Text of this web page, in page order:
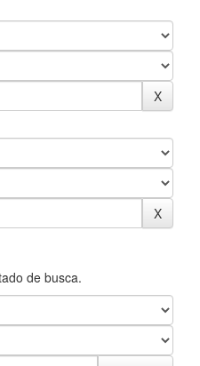
de busca.